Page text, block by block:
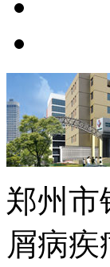
郑州市
屑病